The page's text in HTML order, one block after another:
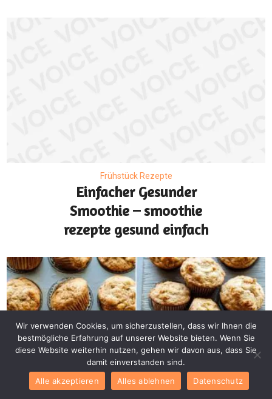
Frühstück Rezepte
Einfacher Gesunder
Smoothie – smoothie
rezepte gesund einfach
Wir verwenden Cookies, um sicherzustellen, dass wir Ihnen die
bestmögliche Erfahrung auf unserer Website bieten. Wenn Sie
diese Website weiterhin nutzen, gehen wir davon aus, dass Sie
damit einverstanden sind.
Alle akzeptieren
Alles ablehnen Datenschutz